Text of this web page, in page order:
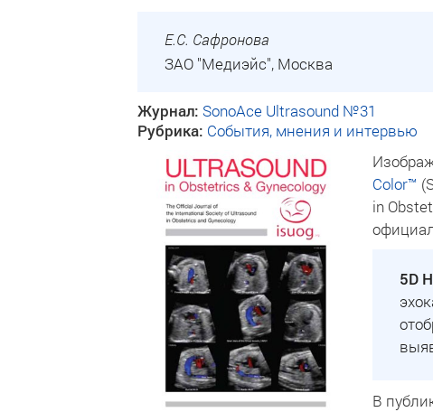
Е.С. Сафронова
ЗАО "Медиэйс", Москва
Журнал: SonoAce Ultrasound №31
Рубрика: События, мнения и интервью
Color™
in
5D
В